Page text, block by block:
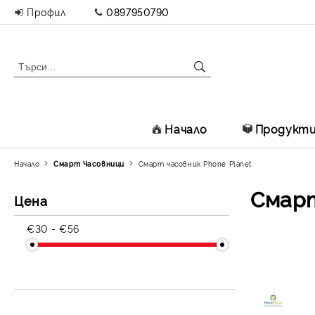
Профил 0897950790
Начало
Цена
€30 - €56
Начало Смарт Часовници Смарт часовник Phone Planet